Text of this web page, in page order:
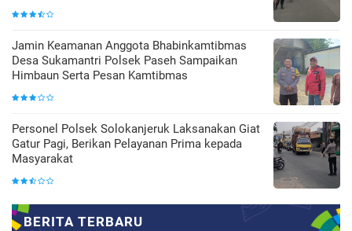
Jamin Keamanan Anggota Bhabinkamtibmas
Desa Sukamantri Polsek Paseh Sampaikan
Himbaun Serta Pesan Kamtibmas
Personel Polsek Solokanjeruk Laksanakan Giat
Gatur Pagi, Berikan Pelayanan Prima kepada
Masyarakat